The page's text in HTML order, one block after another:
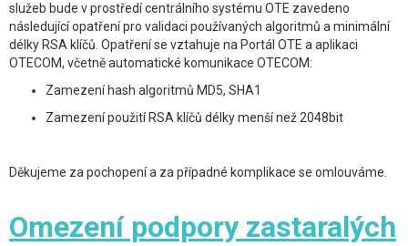
služeb bude v prostředí centrálního systému OTE zavedeno
následující opatření pro validaci používaných algoritmů a minimální
délky RSA klíčů. Opatření se vztahuje na Portál OTE a aplikaci
OTECOM, včetně automatické komunikace OTECOM:
Zamezení hash algoritmů MD5, SHA1
Zamezení použití RSA klíčů délky menší než 2048bit
Děkujeme za pochopení a za případné komplikace se omlouváme.
Omezení podpory zastaralých